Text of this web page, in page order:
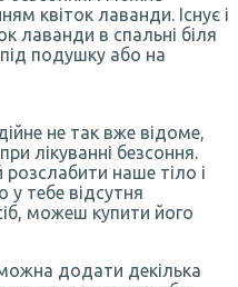
квіток лаванди. Існує і
лаванди в спальні біля
подушку або на
не так вже відоме,
лікуванні безсоння.
наше тіло і
у тебе відсутня
можеш купити його
додати декілька